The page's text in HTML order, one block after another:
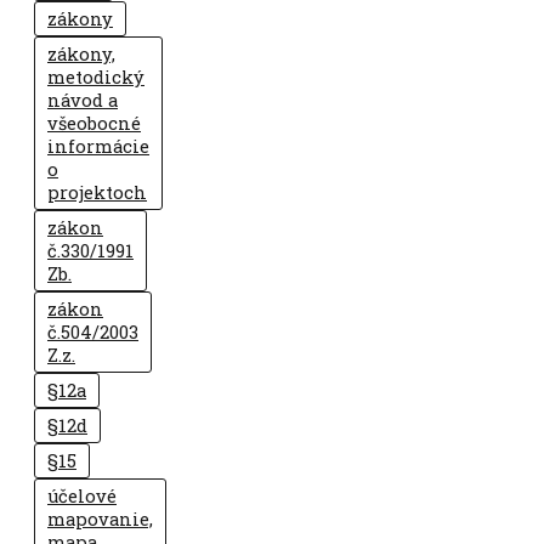
zákony
zákony,
metodický
návod a
všeobocné
informácie
o
projektoch
zákon
č.330/1991
Zb.
zákon
č.504/2003
Z.z.
§12a
§12d
§15
účelové
mapovanie,